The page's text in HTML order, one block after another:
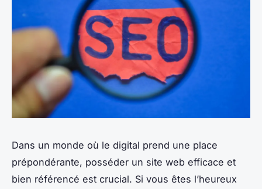
Dans un monde où le digital prend une place
prépondérante, posséder un site web efficace et
bien référencé est crucial. Si vous êtes l’heureux